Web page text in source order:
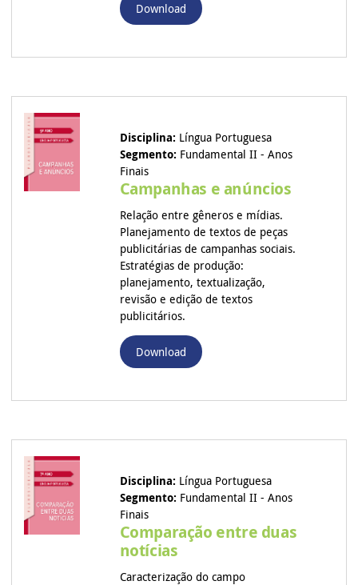
Download
Disciplina: Língua Portuguesa
Segmento: Fundamental II - Anos
Finais
Campanhas e anúncios
Relação entre gêneros e mídias.
Planejamento de textos de peças
publicitárias de campanhas sociais.
Estratégias de produção:
planejamento, textualização,
revisão e edição de textos
publicitários.
Download
Disciplina: Língua Portuguesa
Segmento: Fundamental II - Anos
Finais
Comparação entre duas
notícias
Caracterização do campo